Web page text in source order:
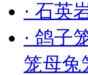
· 石英
· 鸽子
笼母兔